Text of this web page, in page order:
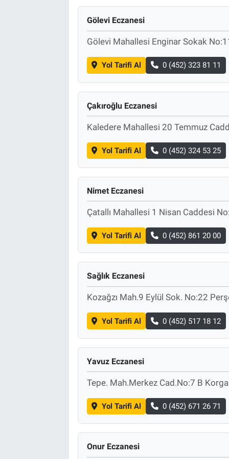
Gölevi Eczanesi
Gölevi Mahallesi Enginar Sokak
Yol Tarifi Al 0 (452) 323 81 11
Çakıroğlu Eczanesi
Kaledere Mahallesi 20 Temmuz
Yol Tarifi Al 0 (452) 324 53 25
Nimet Eczanesi
Çatallı Mahallesi 1 Nisan Caddesi
Yol Tarifi Al 0 (452) 861 20 00
Sağlık Eczanesi
Kozağzı Mah.9 Eylül Sok. No:22
Yol Tarifi Al 0 (452) 517 18 12
Yavuz Eczanesi
Tepe. Mah.Merkez Cad.No:7 B
Yol Tarifi Al 0 (452) 671 26 71
Onur Eczanesi